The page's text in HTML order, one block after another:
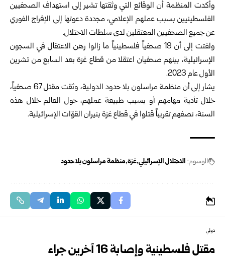
وأكدت المنظمة أن الوقائع التي وثقتها تشير إلى استهداف الصحفيين
الفلسطينيين بسبب عملهم الإعلامي، مجددة دعوتها إلى الإفراج الفوري
عن جميع الصحفيين المعتقلين لدى سلطات الاحتلال.
ولفتت إلى أن 19 صحفياً فلسطينياً ما زالوا رهن الاعتقال في السجون
الإسرائيلية، بينهم صحفيان اعتقلا من قطاع غزة بعد السابع من تشرين
الأول عام 2023.
يشار إلى أن منظمة مراسلون بلا حدود الدولية، وثقت مقتل 67 صحفياً،
خلال تأدية مهامهم أو بسبب طبيعة عملهم، حول العالم خلال هذه
السنة، نصفهم تقريباً قتلوا في قطاع غزة بنيران القوّات الإسرائيلية.
الوسوم: الاحتلال الإسرائيلي غزة منظمة مراسلون بلا حدود
دولي
مقتل فلسطينية وإصابة 16 آخرين جراء